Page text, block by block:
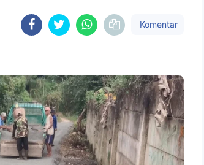
Komentar